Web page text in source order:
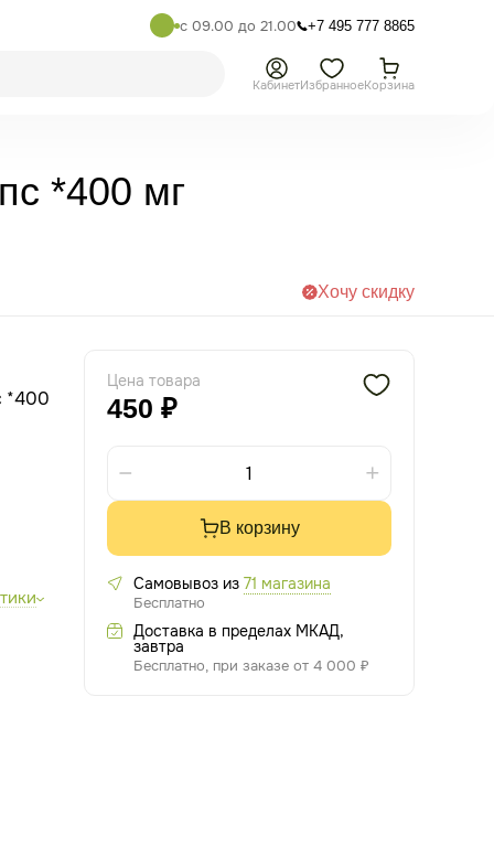
с 09.00 до 21.00 +7 495 777 8865
КабинетИзбранноеКорзина
*400 мг
Хочу скидку
*400
Цена товара
450 ₽
В корзину
Самовывоз из 71 магазина
Бесплатно
Доставка в пределах МКАД,
завтра
Бесплатно, при заказе от 4 000 ₽